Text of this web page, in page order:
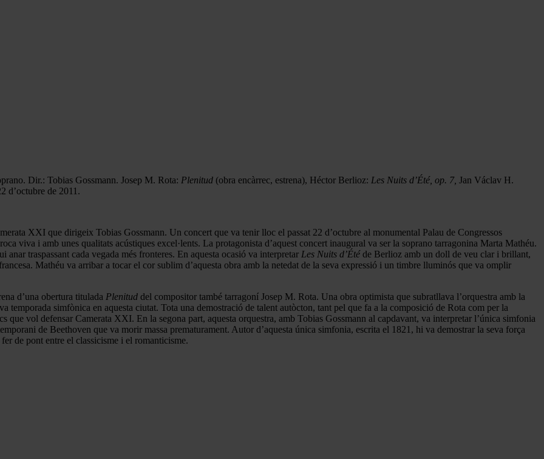
Dir.: Tobias Gossmann. Josep M. Rota: Plenitud (obra encàrrec, estrena), Héctor Berlioz: Les Nuits d’Été, op. 7, Jan Václav H.
d’octubre de 2011.
XXI que dirigeix Tobias Gossmann. Un concert que va tenir lloc el passat 22 d’octubre al monumental Palau de Congressos
viva i amb unes qualitats acústiques excel·lents. La protagonista d’aquest concert inaugural va ser la soprano tarragonina Marta Mathéu.
traspassant cada vegada més fronteres. En aquesta ocasió va interpretar Les Nuits d’Étéde Berlioz amb un doll de veu clar i brillant,
Mathéu va arribar a tocar el cor sublim d’aquesta obra amb la netedat de la seva expressió i un timbre lluminós que va omplir
d’una obertura titulada Plenitud del compositor també tarragoní Josep M. Rota. Una obra optimista que subratllava l’orquestra amb la
temporada simfònica en aquesta ciutat. Tota una demostració de talent autòcton, tant pel que fa a la composició de Rota com per la
vol defensar Camerata XXI. En la segona part, aquesta orquestra, amb Tobias Gossmann al capdavant, va interpretar l’única simfonia
de Beethoven que va morir massa prematurament. Autor d’aquesta única simfonia, escrita el 1821, hi va demostrar la seva força
de pont entre el classicisme i el romanticisme.